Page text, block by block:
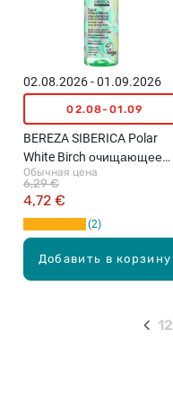
Добавить в корзину
02.08.2026 - 01.09.2026
02.08-01.09
BEREZA SIBERICA Polar
White Birch очищающее
средство для лица, 145мл
Обычная цена
4,72 €
6,29 €
2
12